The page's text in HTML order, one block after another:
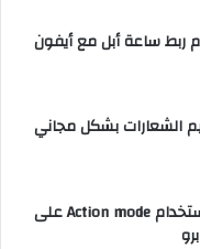
ساعة أبل مع أيفون
شرح طريقة تفعيل وإستخدام Action mode على